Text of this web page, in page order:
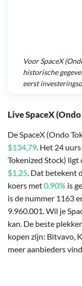
Live SpaceX
De SpaceX (Ondo
$134,79. Het 24
Tokenized Stock) ligt
$1,25. Dat betekent
koers met0,90% is
is de nummer 1163
9.960.001. Wil je
kan. De beste
kopen zijn: Bitvavo,
meer aanbieders
VoorSpaceX
historische
eerst